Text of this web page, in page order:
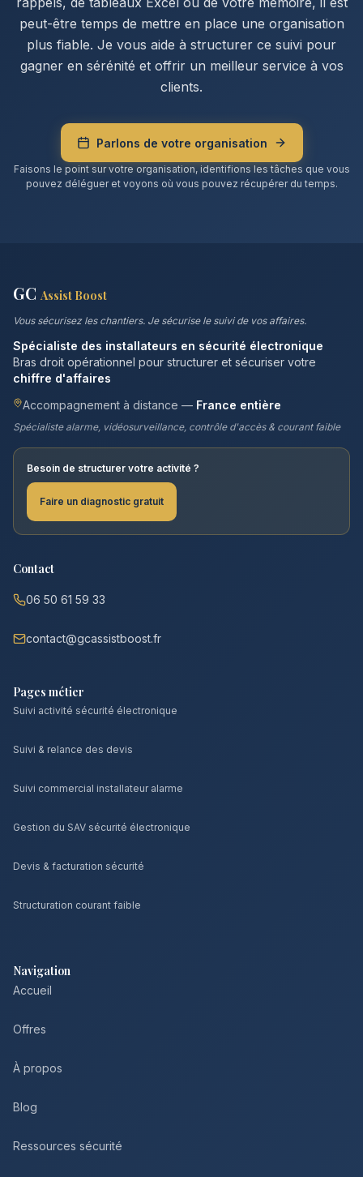
peut-être temps de mettre en place une organisation
plus fiable. Je vous aide à structurer ce suivi pour
gagner en sérénité et offrir un meilleur service à vos
clients.
Parlons de votre organisation
Faisons le point sur votre organisation, identifions les tâches que vous
pouvez déléguer et voyons où vous pouvez récupérer du temps.
GC Assist Boost
Vous sécurisez les chantiers. Je sécurise le suivi de vos affaires.
Spécialiste des installateurs en sécurité électronique
Bras droit opérationnel pour structurer et sécuriser votre
chiffre d'affaires
Accompagnement à distance — France entière
Spécialiste alarme, vidéosurveillance, contrôle d'accès & courant faible
Besoin de structurer votre activité ?
Faire un diagnostic gratuit
Contact
06 50 61 59 33
contact@gcassistboost.fr
Pages métier
Suivi activité sécurité électronique
Suivi & relance des devis
Suivi commercial installateur alarme
Gestion du SAV sécurité électronique
Devis & facturation sécurité
Structuration courant faible
Navigation
Accueil
Offres
À propos
Blog
Ressources sécurité